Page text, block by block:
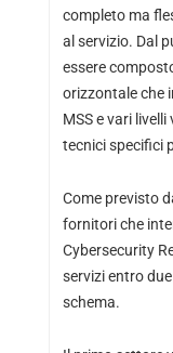
completo ma
al servizio. Dal
essere
orizzontale che
MSS e vari
tecnici specifici
Come previsto
fornitori che
Cybersecurity
servizi entro
schema.